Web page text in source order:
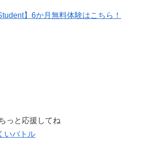
】6か月無料体験はこちら！
っと応援してね
いバトル